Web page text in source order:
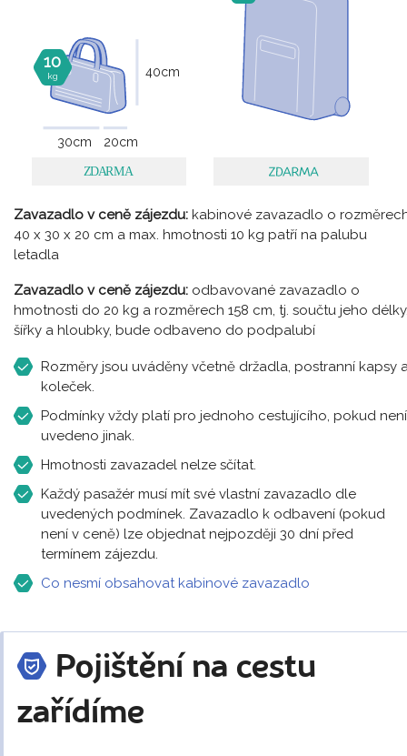
10
kg 40cm
30cm 20cm
Zavazadlo v ceně zájezdu: kabinové zavazadlo o
40 x 30 x 20 cm a max. hmotnosti 10 kg patří na palubu
letadla
Zavazadlo v ceně zájezdu: odbavované zavazadlo o
hmotnosti do 20 kg a rozměrech 158 cm, tj. součtu jeho
šířky a hloubky, bude odbaveno do podpalubí
Rozměry jsou uváděny včetně držadla, postranní kapsy
koleček.
Podmínky vždy platí pro jednoho cestujícího, pokud není
uvedeno jinak.
Hmotnosti zavazadel nelze sčítat.
Každý pasažér musí mít své vlastní zavazadlo dle
uvedených podmínek. Zavazadlo k odbavení (pokud
není v ceně) lze objednat nejpozději 30 dní před
termínem zájezdu.
Co nesmí obsahovat kabinové zavazadlo
Pojištění na cestu
zařídíme